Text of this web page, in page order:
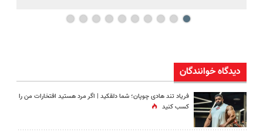
دیدگاه خوانندگان
فریاد تند هادی چوپان؛‌ شما دلقکید | اگر مرد هستید افتخارات من را
کسب کنید